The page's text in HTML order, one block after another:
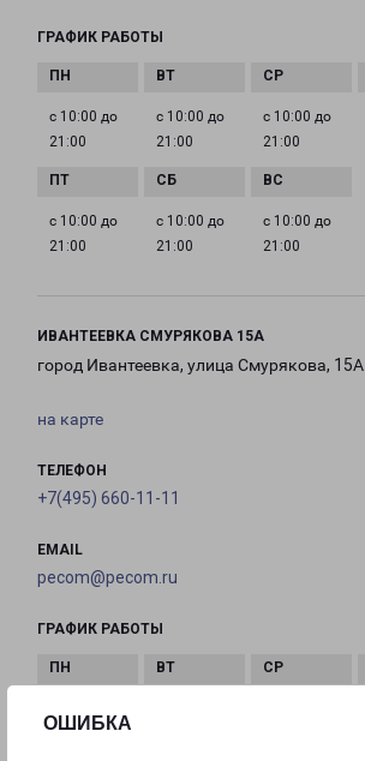
ОШИБКА
ГРАФИК РАБОТЫ
с 10:00 до
21:00
с 10:00 до
21:00
с 10:00 до
21:00
с 10:00 до
21:00
с 10:00 до
21:00
с 10:00 до
21:00
ИВАНТЕЕВКА СМУРЯКОВА 15А
город Ивантеевка, улица Смурякова, 15А
на карте
ТЕЛЕФОН
+7(495) 660-11-11
EMAIL
pecom@pecom.ru
ГРАФИК РАБОТЫ
22:00